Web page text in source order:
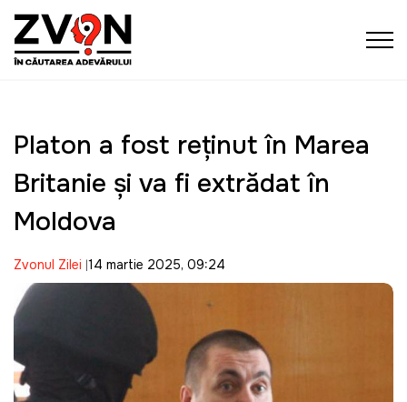
Platon a fost reținut în Marea
Britanie și va fi extrădat în
Moldova
Zvonul Zilei 14 martie 2025, 09:24